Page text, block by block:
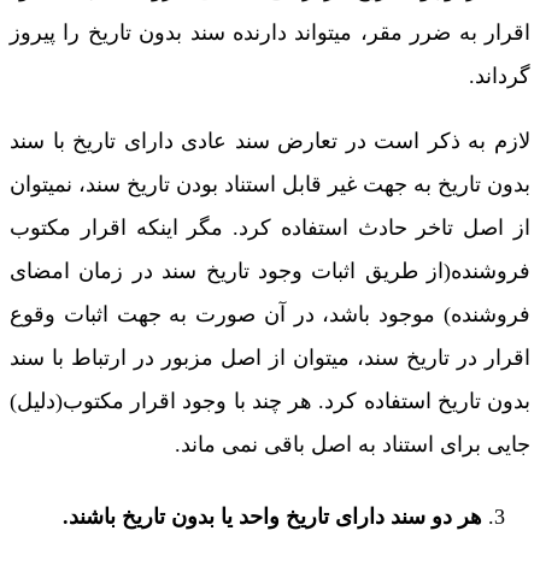
اقرار به ضرر مقر، میتواند دارنده سند بدون تاریخ را پیروز
گرداند.
لازم به ذکر است در تعارض سند عادی دارای تاریخ با سند
بدون تاریخ به جهت غیر قابل استناد بودن تاریخ سند، نمیتوان
از اصل تاخر حادث استفاده کرد. مگر اینکه اقرار مکتوب
فروشنده(از طریق اثبات وجود تاریخ سند در زمان امضای
فروشنده) موجود باشد، در آن صورت به جهت اثبات وقوع
اقرار در تاریخ سند، میتوان از اصل مزبور در ارتباط با سند
بدون تاریخ استفاده کرد. هر چند با وجود اقرار مکتوب(دلیل)
جایی برای استناد به اصل باقی نمی ماند.
هر دو سند دارای تاریخ واحد یا بدون تاریخ باشند.